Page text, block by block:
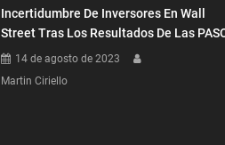
Incertidumbre De Inversores En Wall
Street Tras Los Resultados De Las
14 de agosto de 2023
Martin Ciriello